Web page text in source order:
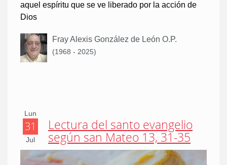
aquel espíritu que se ve liberado por la acción de
Dios
Fray Alexis González de León O.P.
(1968 - 2025)
Lun
31
Jul
Lectura del santo evangelio
según san Mateo 13, 31-35